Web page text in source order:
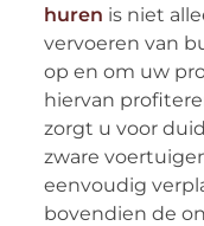
huren is niet
vervoeren van
op en om uw
hiervan
zorgt u voor
zware
eenvoudig
bovendien de